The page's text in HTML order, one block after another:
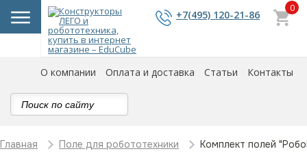
+7(495) 120-21-86
0
О компании Оплата и доставка Статьи Контакты
Главная Поле для робототехники Комплект полей